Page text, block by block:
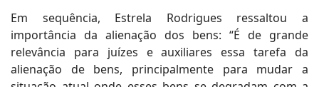
Em sequência, Estrela Rodrigues ressaltou a
importância da alienação dos bens: “É de grande
relevância para juízes e auxiliares essa tarefa da
alienação de bens, principalmente para mudar a